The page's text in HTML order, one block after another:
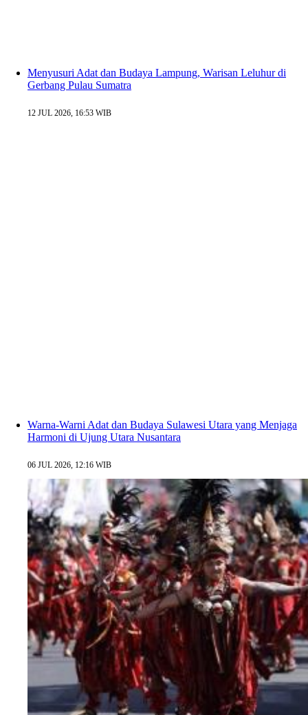
Menyusuri Adat dan Budaya Lampung, Warisan Leluhur di
Gerbang Pulau Sumatra
12 JUL 2026, 16:53 WIB
Warna-Warni Adat dan Budaya Sulawesi Utara yang Menjaga
Harmoni di Ujung Utara Nusantara
06 JUL 2026, 12:16 WIB